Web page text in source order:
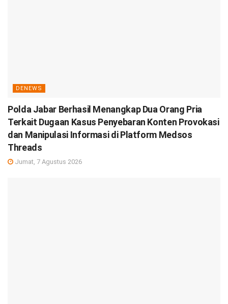
DENEWS
Polda Jabar Berhasil Menangkap Dua Orang Pria
Terkait Dugaan Kasus Penyebaran Konten Provokasi
dan Manipulasi Informasi di Platform Medsos
Threads
Jumat, 7 Agustus 2026